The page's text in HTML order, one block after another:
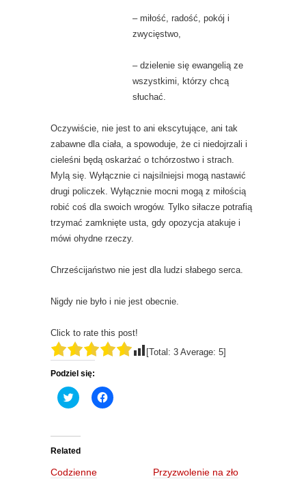
– miłość, radość, pokój i
zwycięstwo,
– dzielenie się ewangelią ze
wszystkimi, którzy chcą
słuchać.
Oczywiście, nie jest to ani ekscytujące, ani tak
zabawne dla ciała, a spowoduje, że ci niedojrzali i
cieleśni będą oskarżać o tchórzostwo i strach.
Mylą się. Wyłącznie ci najsilniejsi mogą nastawić
drugi policzek. Wyłącznie mocni mogą z miłością
robić coś dla swoich wrogów. Tylko siłacze potrafią
trzymać zamknięte usta, gdy opozycja atakuje i
mówi ohydne rzeczy.
Chrześcijaństwo nie jest dla ludzi słabego serca.
Nigdy nie było i nie jest obecnie.
Click to rate this post!
[Total: 3 Average: 5]
Podziel się:
C
l
t
o
h
a
C
l
Related
Codzienne
Przyzwolenie na zło